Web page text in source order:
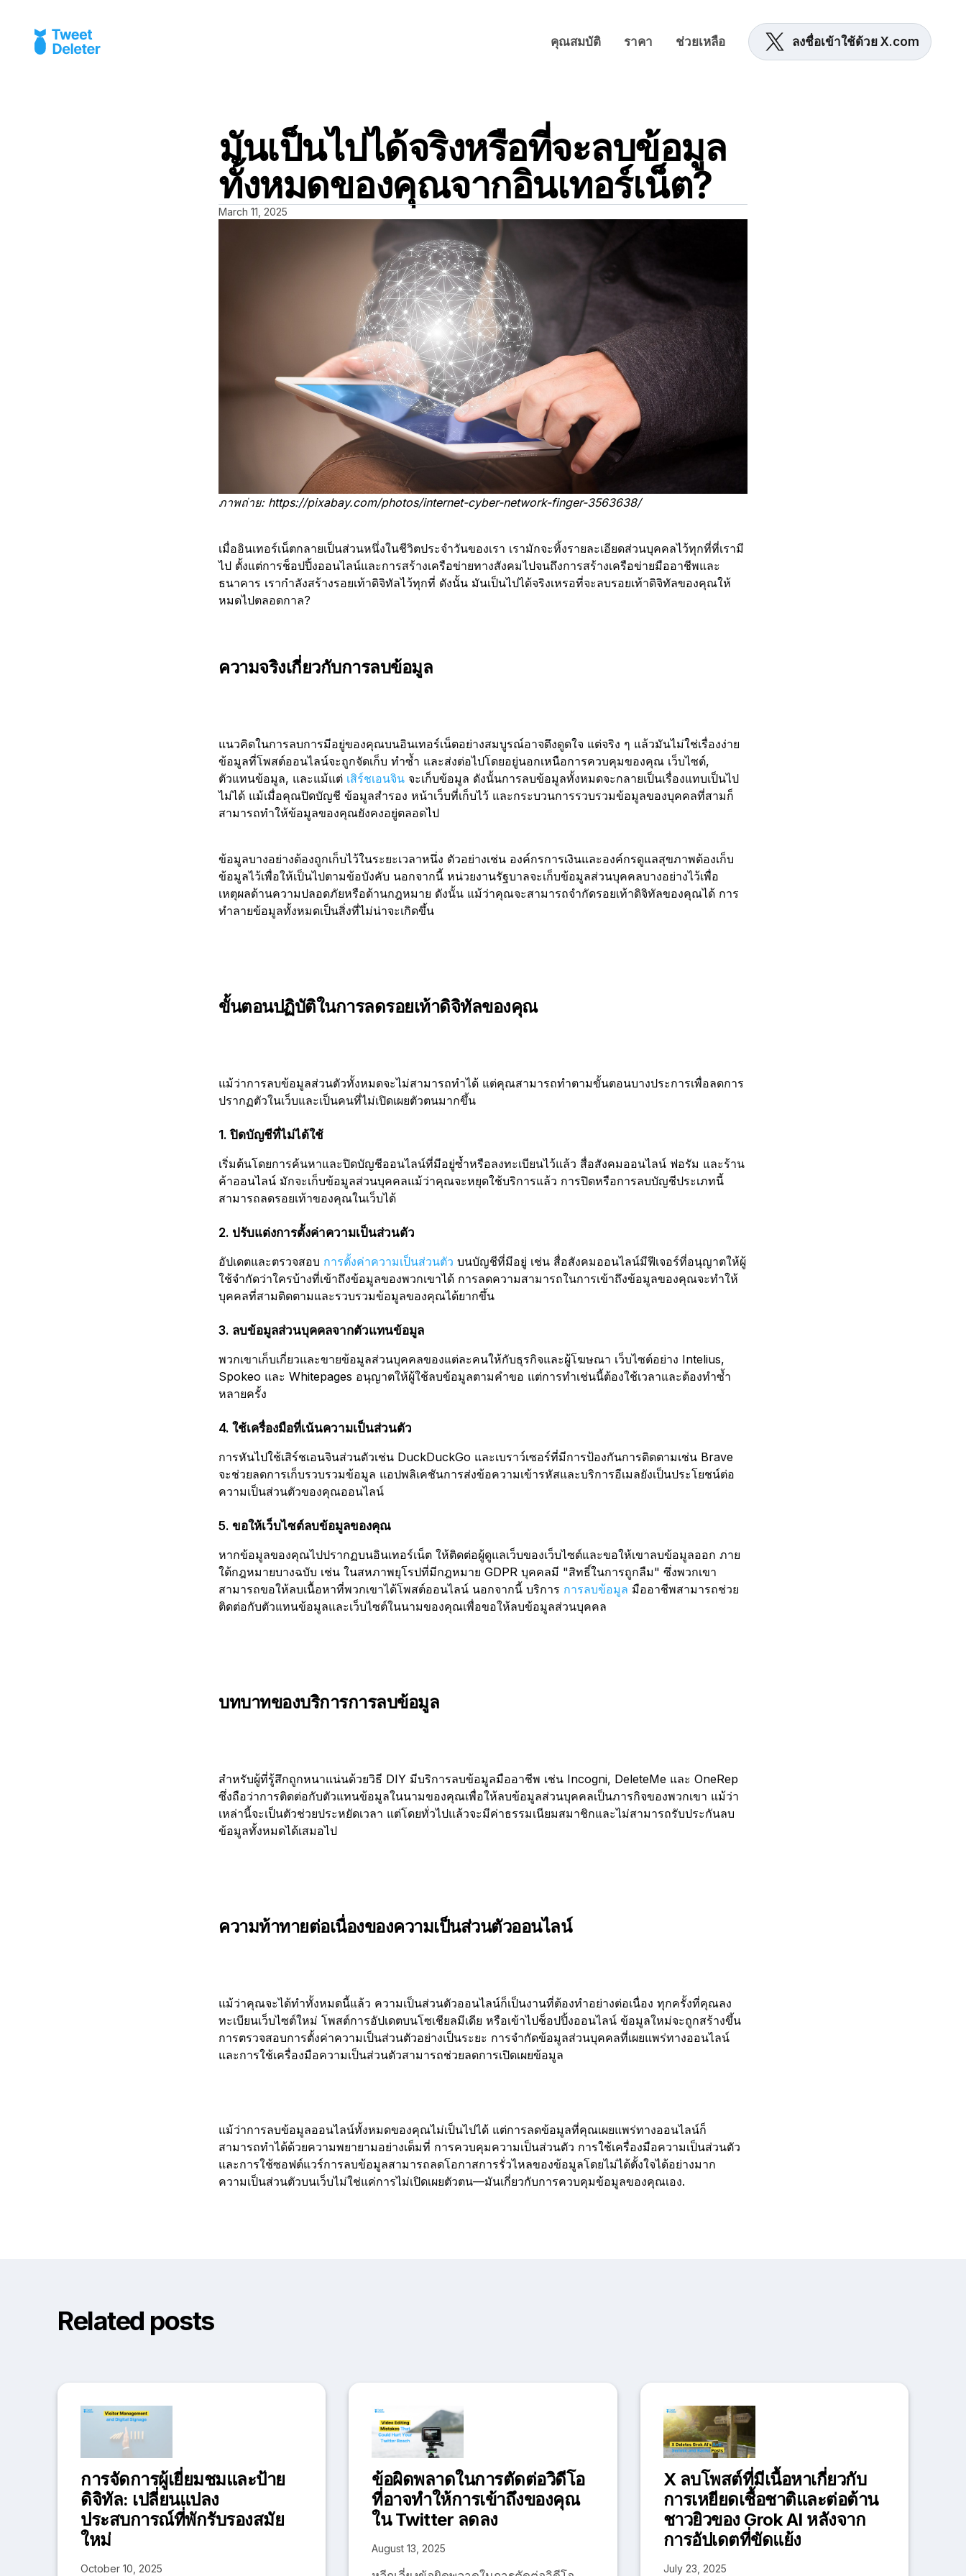
คุณสมบัติ ราคา ช่วยเหลือ ลงชื่อเข้าใช้ด้วย X.com
มันเป็นไปได้จริงหรือที่จะลบข้อมูล
ทั้งหมดของคุณจากอินเทอร์เน็ต?
March 11, 2025
ภาพถ่าย: https://pixabay.com/photos/internet-cyber-network-finger-3563638/
เมื่ออินเทอร์เน็ตกลายเป็นส่วนหนึ่งในชีวิตประจำวันของเรา เรามักจะทิ้งรายละเอียดส่วนบุคคลไว้ทุกที่ที่เรามี
ไป ตั้งแต่การช็อปปิ้งออนไลน์และการสร้างเครือข่ายทางสังคมไปจนถึงการสร้างเครือข่ายมืออาชีพและ
ธนาคาร เรากำลังสร้างรอยเท้าดิจิทัลไว้ทุกที่ ดังนั้น มันเป็นไปได้จริงเหรอที่จะลบรอยเท้าดิจิทัลของคุณให้
หมดไปตลอดกาล?
ความจริงเกี่ยวกับการลบข้อมูล
แนวคิดในการลบการมีอยู่ของคุณบนอินเทอร์เน็ตอย่างสมบูรณ์อาจดึงดูดใจ แต่จริง ๆ แล้วมันไม่ใช่เรื่องง่าย
ข้อมูลที่โพสต์ออนไลน์จะถูกจัดเก็บ ทำซ้ำ และส่งต่อไปโดยอยู่นอกเหนือการควบคุมของคุณ เว็บไซต์,
ตัวแทนข้อมูล, และแม้แต่ เสิร์ชเอนจิน จะเก็บข้อมูล ดังนั้นการลบข้อมูลทั้งหมดจะกลายเป็นเรื่องแทบเป็นไป
ไม่ได้ แม้เมื่อคุณปิดบัญชี ข้อมูลสำรอง หน้าเว็บที่เก็บไว้ และกระบวนการรวบรวมข้อมูลของบุคคลที่สามก็
สามารถทำให้ข้อมูลของคุณยังคงอยู่ตลอดไป
ข้อมูลบางอย่างต้องถูกเก็บไว้ในระยะเวลาหนึ่ง ตัวอย่างเช่น องค์กรการเงินและองค์กรดูแลสุขภาพต้องเก็บ
ข้อมูลไว้เพื่อให้เป็นไปตามข้อบังคับ นอกจากนี้ หน่วยงานรัฐบาลจะเก็บข้อมูลส่วนบุคคลบางอย่างไว้เพื่อ
เหตุผลด้านความปลอดภัยหรือด้านกฎหมาย ดังนั้น แม้ว่าคุณจะสามารถจำกัดรอยเท้าดิจิทัลของคุณได้ การ
ทำลายข้อมูลทั้งหมดเป็นสิ่งที่ไม่น่าจะเกิดขึ้น
ขั้นตอนปฏิบัติในการลดรอยเท้าดิจิทัลของคุณ
แม้ว่าการลบข้อมูลส่วนตัวทั้งหมดจะไม่สามารถทำได้ แต่คุณสามารถทำตามขั้นตอนบางประการเพื่อลดการ
ปรากฏตัวในเว็บและเป็นคนที่ไม่เปิดเผยตัวตนมากขึ้น
1. ปิดบัญชีที่ไม่ได้ใช้
เริ่มต้นโดยการค้นหาและปิดบัญชีออนไลน์ที่มีอยู่ซ้ำหรือลงทะเบียนไว้แล้ว สื่อสังคมออนไลน์ ฟอรัม และร้าน
ค้าออนไลน์ มักจะเก็บข้อมูลส่วนบุคคลแม้ว่าคุณจะหยุดใช้บริการแล้ว การปิดหรือการลบบัญชีประเภทนี้
สามารถลดรอยเท้าของคุณในเว็บได้
2. ปรับแต่งการตั้งค่าความเป็นส่วนตัว
อัปเดตและตรวจสอบ การตั้งค่าความเป็นส่วนตัว บนบัญชีที่มีอยู่ เช่น สื่อสังคมออนไลน์มีฟีเจอร์ที่อนุญาตให้ผู้
ใช้จำกัดว่าใครบ้างที่เข้าถึงข้อมูลของพวกเขาได้ การลดความสามารถในการเข้าถึงข้อมูลของคุณจะทำให้
บุคคลที่สามติดตามและรวบรวมข้อมูลของคุณได้ยากขึ้น
3. ลบข้อมูลส่วนบุคคลจากตัวแทนข้อมูล
พวกเขาเก็บเกี่ยวและขายข้อมูลส่วนบุคคลของแต่ละคนให้กับธุรกิจและผู้โฆษณา เว็บไซต์อย่าง Intelius,
Spokeo และ Whitepages อนุญาตให้ผู้ใช้ลบข้อมูลตามคำขอ แต่การทำเช่นนี้ต้องใช้เวลาและต้องทำซ้ำ
หลายครั้ง
4. ใช้เครื่องมือที่เน้นความเป็นส่วนตัว
การหันไปใช้เสิร์ชเอนจินส่วนตัวเช่น DuckDuckGo และเบราว์เซอร์ที่มีการป้องกันการติดตามเช่น Brave
จะช่วยลดการเก็บรวบรวมข้อมูล แอปพลิเคชันการส่งข้อความเข้ารหัสและบริการอีเมลยังเป็นประโยชน์ต่อ
ความเป็นส่วนตัวของคุณออนไลน์
5. ขอให้เว็บไซต์ลบข้อมูลของคุณ
หากข้อมูลของคุณไปปรากฏบนอินเทอร์เน็ต ให้ติดต่อผู้ดูแลเว็บของเว็บไซต์และขอให้เขาลบข้อมูลออก ภาย
ใต้กฎหมายบางฉบับ เช่น ในสหภาพยุโรปที่มีกฎหมาย GDPR บุคคลมี "สิทธิ์ในการถูกลืม" ซึ่งพวกเขา
สามารถขอให้ลบเนื้อหาที่พวกเขาได้โพสต์ออนไลน์ นอกจากนี้ บริการ การลบข้อมูล มืออาชีพสามารถช่วย
ติดต่อกับตัวแทนข้อมูลและเว็บไซต์ในนามของคุณเพื่อขอให้ลบข้อมูลส่วนบุคคล
บทบาทของบริการการลบข้อมูล
สำหรับผู้ที่รู้สึกถูกหนาแน่นด้วยวิธี DIY มีบริการลบข้อมูลมืออาชีพ เช่น Incogni, DeleteMe และ OneRep
ซึ่งถือว่าการติดต่อกับตัวแทนข้อมูลในนามของคุณเพื่อให้ลบข้อมูลส่วนบุคคลเป็นภารกิจของพวกเขา แม้ว่า
เหล่านี้จะเป็นตัวช่วยประหยัดเวลา แต่โดยทั่วไปแล้วจะมีค่าธรรมเนียมสมาชิกและไม่สามารถรับประกันลบ
ข้อมูลทั้งหมดได้เสมอไป
ความท้าทายต่อเนื่องของความเป็นส่วนตัวออนไลน์
แม้ว่าคุณจะได้ทำทั้งหมดนี้แล้ว ความเป็นส่วนตัวออนไลน์ก็เป็นงานที่ต้องทำอย่างต่อเนื่อง ทุกครั้งที่คุณลง
ทะเบียนเว็บไซต์ใหม่ โพสต์การอัปเดตบนโซเชียลมีเดีย หรือเข้าไปช็อปปิ้งออนไลน์ ข้อมูลใหม่จะถูกสร้างขึ้น
การตรวจสอบการตั้งค่าความเป็นส่วนตัวอย่างเป็นระยะ การจำกัดข้อมูลส่วนบุคคลที่เผยแพร่ทางออนไลน์
และการใช้เครื่องมือความเป็นส่วนตัวสามารถช่วยลดการเปิดเผยข้อมูล
แม้ว่าการลบข้อมูลออนไลน์ทั้งหมดของคุณไม่เป็นไปได้ แต่การลดข้อมูลที่คุณเผยแพร่ทางออนไลน์ก็
สามารถทำได้ด้วยความพยายามอย่างเต็มที่ การควบคุมความเป็นส่วนตัว การใช้เครื่องมือความเป็นส่วนตัว
และการใช้ซอฟต์แวร์การลบข้อมูลสามารถลดโอกาสการรั่วไหลของข้อมูลโดยไม่ได้ตั้งใจได้อย่างมาก
ความเป็นส่วนตัวบนเว็บไม่ใช่แค่การไม่เปิดเผยตัวตน—มันเกี่ยวกับการควบคุมข้อมูลของคุณเอง.
Related posts
การจัดการผู้เยี่ยมชมและป้าย
ดิจิทัล: เปลี่ยนแปลง
ประสบการณ์ที่พักรับรองสมัย
ใหม่
October 10, 2025
ข้อผิดพลาดในการตัดต่อวิดีโอ
ที่อาจทำให้การเข้าถึงของคุณ
ใน Twitter ลดลง
August 13, 2025
X ลบโพสต์ที่มีเนื้อหาเกี่ยวกับ
การเหยียดเชื้อชาติและต่อต้าน
ชาวยิวของ Grok AI หลังจาก
การอัปเดตที่ขัดแย้ง
July 23, 2025